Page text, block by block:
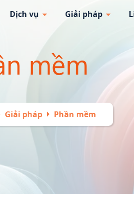
Dịch vụ arrow_drop_down Giải pháparrow_drop_down
mềm
Giải pháp arrow_right Phần mềm